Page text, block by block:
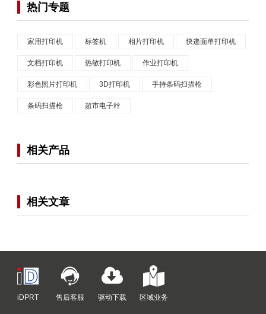
热门专题
家用打印机 标签机 相片打印机 快递面单打印机
文档打印机 热敏打印机 作业打印机
彩色照片打印机 3D打印机 手持条码扫描枪
条码扫描枪 超市电子秤
相关产品
相关文章
iDPRT 售后客服 驱动下载 区域业务